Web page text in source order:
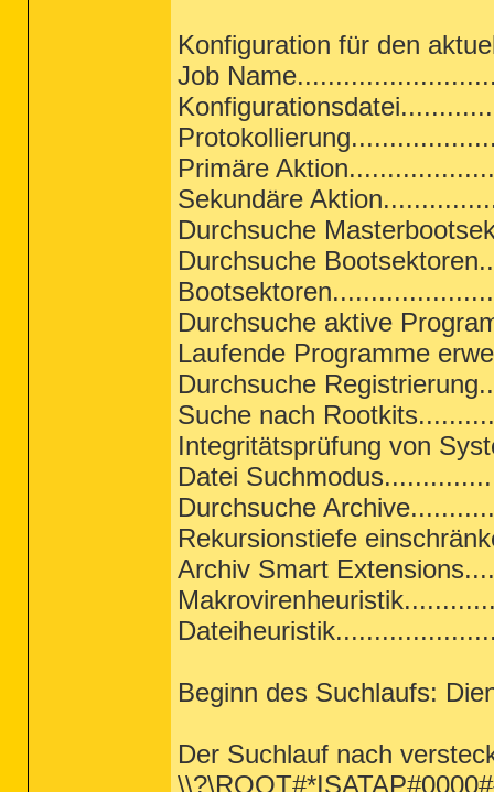
Konfiguration für den
Job
Primäre
Sekundäre
Durchsuche
Durchsuche
Durchsuche aktive
Laufende Programme
Durchsuche
Suche nach
Integritätsprüfung von
Datei
Durchsuche
Rekursionstiefe
Archiv Smart
Beginn des Suchlaufs:
Der Suchlauf nach